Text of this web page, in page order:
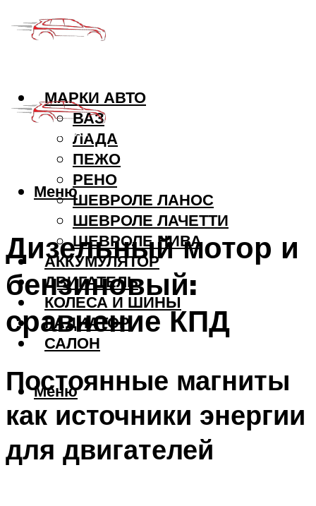
МАРКИ АВТО
ВАЗ
ЛАДА
ПЕЖО
РЕНО
ШЕВРОЛЕ ЛАНОС
ШЕВРОЛЕ ЛАЧЕТТИ
ШЕВРОЛЕ НИВА
АККУМУЛЯТОР
ДВИГАТЕЛЬ
КОЛЕСА И ШИНЫ
РАДИАТОР
САЛОН
Меню
Меню
Дизельный мотор и
бензиновый:
сравнение КПД
Постоянные магниты
как источники энергии
для двигателей